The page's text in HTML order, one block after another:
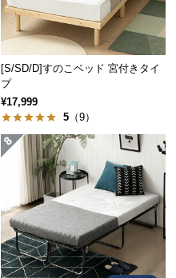
[S/SD/D]すのこベッド 宮付きタイ
プ
¥17,999
5 （9）